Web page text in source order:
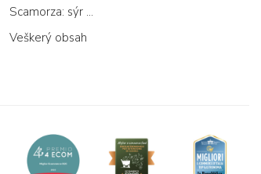
Scamorza: sýr ...
Veškerý obsah